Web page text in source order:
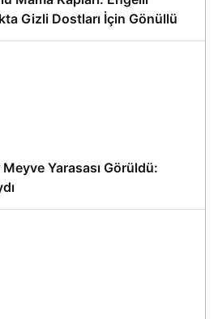
Gizli Dostları İçin Gönüllü
Meyve Yarasası Görüldü: